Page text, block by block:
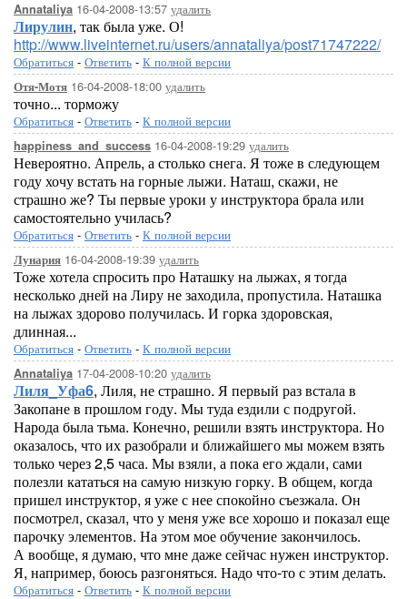
Annataliya 16-04-2008-13:57 удалить
Лирулин, так была уже. О!
http://www.liveinternet.ru/users/annataliya/post71747222/
Обратиться - Ответить - К полной версии
Отя-Мотя 16-04-2008-18:00 удалить
точно... торможу
Обратиться - Ответить - К полной версии
happiness_and_success 16-04-2008-19:29 удалить
Невероятно. Апрель, а столько снега. Я тоже в следующем
году хочу встать на горные лыжи. Наташ, скажи, не
страшно же? Ты первые уроки у инструктора брала или
самостоятельно училась?
Обратиться - Ответить - К полной версии
Лунария 16-04-2008-19:39 удалить
Тоже хотела спросить про Наташку на лыжах, я тогда
несколько дней на Лиру не заходила, пропустила. Наташка
на лыжах здорово получилась. И горка здоровская,
длинная...
Обратиться - Ответить - К полной версии
Annataliya 17-04-2008-10:20 удалить
Лиля_Уфа6, Лиля, не страшно. Я первый раз встала в
Закопане в прошлом году. Мы туда ездили с подругой.
Народа была тьма. Конечно, решили взять инструктора. Но
оказалось, что их разобрали и ближайшего мы можем взять
только через 2,5 часа. Мы взяли, а пока его ждали, сами
полезли кататься на самую низкую горку. В общем, когда
пришел инструктор, я уже с нее спокойно съезжала. Он
посмотрел, сказал, что у меня уже все хорошо и показал еще
парочку элементов. На этом мое обучение закончилось.
А вообще, я думаю, что мне даже сейчас нужен инструктор.
Я, например, боюсь разгоняться. Надо что-то с этим делать.
Обратиться - Ответить - К полной версии